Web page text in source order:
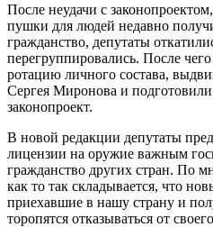
После неудачи с
пушки для людей недавно
гражданство, депутаты
перегруппировались. После
ротацию личного состава,
Сергея Миронова и
законопроект.
В новой редакции депутаты
лицензии на оружие важным
гражданство других стран. По
как то так складывается, что
приехавшие в нашу страну и
торопятся отказываться от